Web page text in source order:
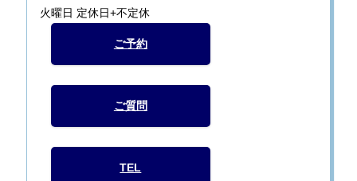
火曜日 定休日+不定休
ご予約
ご質問
TEL